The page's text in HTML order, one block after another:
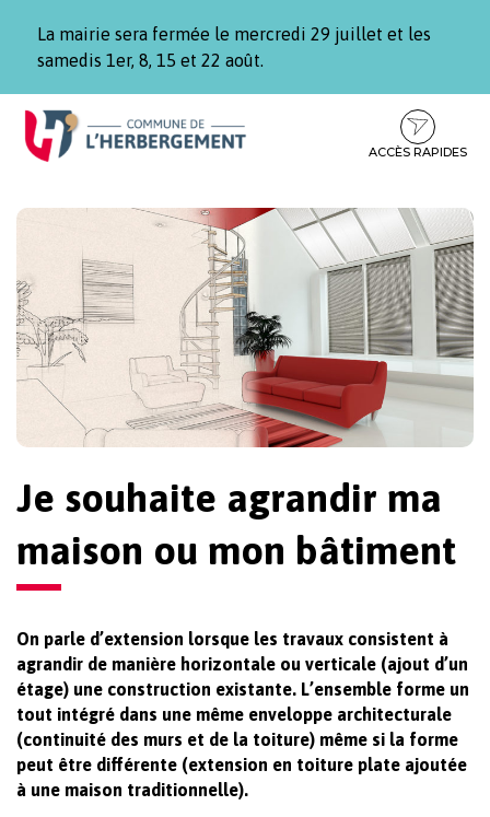
La mairie sera fermée le mercredi 29 juillet et les
samedis 1er, 8, 15 et 22 août.
Aller
Aller
contenu
Aller
pied
ACCÈS RAPIDES
Je souhaite agrandir ma
maison ou mon bâtiment
On parle d’extension lorsque les travaux consistent à
agrandir de manière horizontale ou verticale (ajout d’un
étage) une construction existante. L’ensemble forme un
tout intégré dans une même enveloppe architecturale
(continuité des murs et de la toiture) même si la forme
peut être différente (extension en toiture plate ajoutée
à une maison traditionnelle).